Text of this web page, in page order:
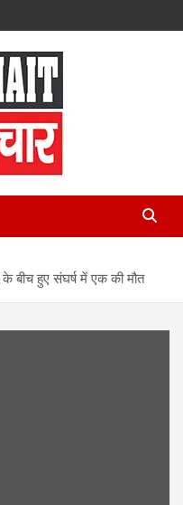
– Latest
in Hindi,
Headlines
के बीच हुए संघर्ष में एक की मौत